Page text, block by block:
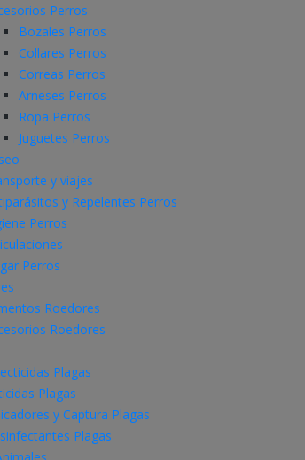
Perros
Bozales Perros
Collares Perros
Correas Perros
Arneses Perros
Ropa Perros
Juguetes Perros
y viajes
y Repelentes Perros
Perros
Perros
Roedores
Roedores
Plagas
Plagas
y Captura Plagas
Plagas